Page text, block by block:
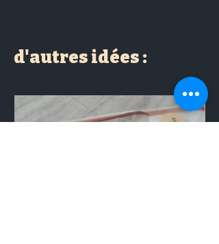
1 boite cartonnée (Design
aléatoire) offerte pour l'achat de
15 fondants dans la limite de stock
d'autres idées :